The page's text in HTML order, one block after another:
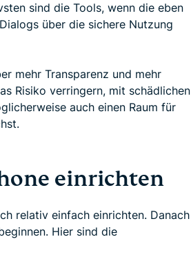
sind die Tools, wenn die eben
über die sichere Nutzung
mehr Transparenz und mehr
Risiko verringern, mit schädlichen
auch einen Raum für
einrichten
relativ einfach einrichten. Danach
Hier sind die